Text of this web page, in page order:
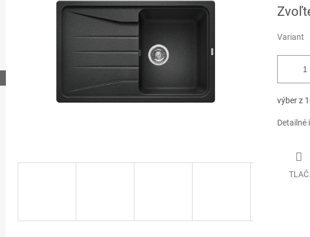
cena:
Variant
výber z
Detailné
TLAČ